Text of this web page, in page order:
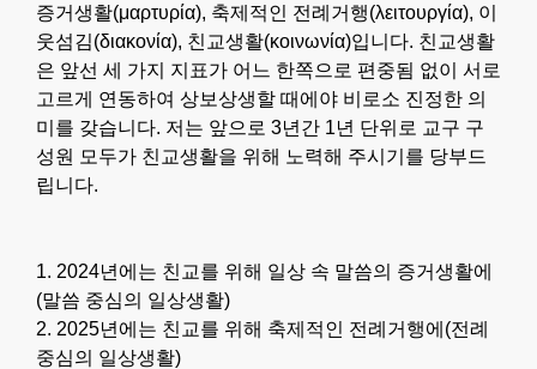
증거생활(μαρτυρία), 축제적인 전례거행(λειτουργία), 이
웃섬김(διακονία), 친교생활(κοινωνία)입니다. 친교생활
은 앞선 세 가지 지표가 어느 한쪽으로 편중됨 없이 서로
고르게 연동하여 상보상생할 때에야 비로소 진정한 의
미를 갖습니다. 저는 앞으로 3년간 1년 단위로 교구 구
성원 모두가 친교생활을 위해 노력해 주시기를 당부드
립니다.
1. 2024년에는 친교를 위해 일상 속 말씀의 증거생활에
(말씀 중심의 일상생활)
2. 2025년에는 친교를 위해 축제적인 전례거행에(전례
중심의 일상생활)